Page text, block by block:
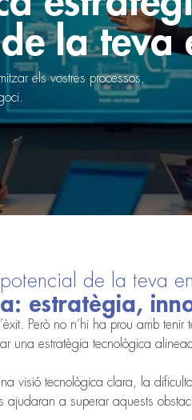
la teva
els vostres processos,
de la teva
estratègia,
Però no n’hi ha prou amb
una estratègia tecnològica
visió tecnològica clara, la
ajudaran a superar aquests